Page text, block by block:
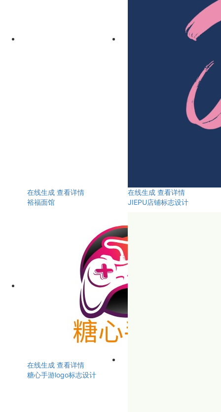
在线生成 查看详情
裕福面馆
在线生成 查看详情
JIEPU店铺标志设计
在线生成 查看详情
糖心手游logo标志设计